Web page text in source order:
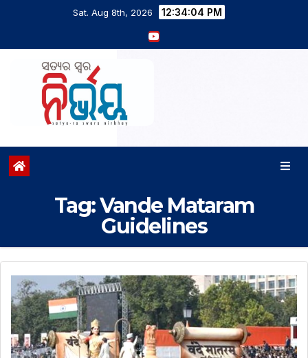
Sat. Aug 8th, 2026 12:34:05 PM
Tag:Vande Mataram
Guidelines